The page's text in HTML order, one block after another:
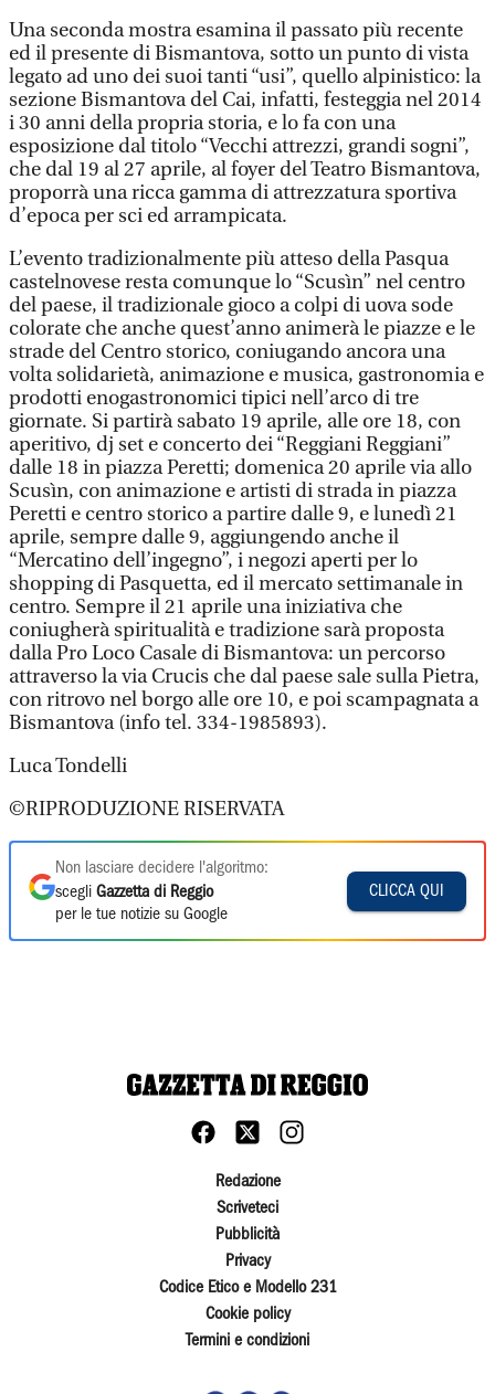
Una seconda mostra esamina il passato più recente
ed il presente di Bismantova, sotto un punto di vista
legato ad uno dei suoi tanti “usi”, quello alpinistico: la
sezione Bismantova del Cai, infatti, festeggia nel 2014
i 30 anni della propria storia, e lo fa con una
esposizione dal titolo “Vecchi attrezzi, grandi sogni”,
che dal 19 al 27 aprile, al foyer del Teatro Bismantova,
proporrà una ricca gamma di attrezzatura sportiva
d’epoca per sci ed arrampicata.
L’evento tradizionalmente più atteso della Pasqua
castelnovese resta comunque lo “Scusìn” nel centro
del paese, il tradizionale gioco a colpi di uova sode
colorate che anche quest’anno animerà le piazze e le
strade del Centro storico, coniugando ancora una
volta solidarietà, animazione e musica, gastronomia e
prodotti enogastronomici tipici nell’arco di tre
giornate. Si partirà sabato 19 aprile, alle ore 18, con
aperitivo, dj set e concerto dei “Reggiani Reggiani”
dalle 18 in piazza Peretti; domenica 20 aprile via allo
Scusìn, con animazione e artisti di strada in piazza
Peretti e centro storico a partire dalle 9, e lunedì 21
aprile, sempre dalle 9, aggiungendo anche il
“Mercatino dell’ingegno”, i negozi aperti per lo
shopping di Pasquetta, ed il mercato settimanale in
centro. Sempre il 21 aprile una iniziativa che
coniugherà spiritualità e tradizione sarà proposta
dalla Pro Loco Casale di Bismantova: un percorso
attraverso la via Crucis che dal paese sale sulla Pietra,
con ritrovo nel borgo alle ore 10, e poi scampagnata a
Bismantova (info tel. 334-1985893).
Luca Tondelli
©RIPRODUZIONE RISERVATA
Non lasciare decidere l'algoritmo:
scegli Gazzetta di Reggio
per le tue notizie su Google
CLICCA QUI
Redazione
Scriveteci
Pubblicità
Privacy
Codice Etico e Modello 231
Cookie policy
Termini e condizioni